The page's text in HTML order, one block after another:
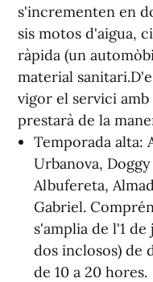
s'incrementen en
sis motos d'aigua,
ràpida (un
material
vigor el servici
prestarà de la
Temporada alta:
Urbanova,
Albufereta,
Gabriel.
s'amplia de l'1
dos inclosos) de
de 10 a 20 hores.